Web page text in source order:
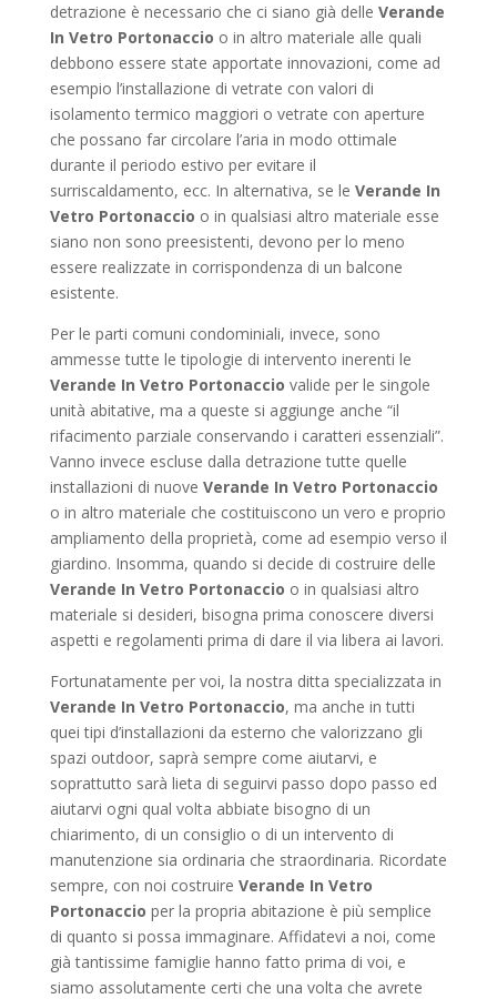
detrazione è necessario che ci siano già delle Verande
In Vetro Portonaccio o in altro materiale alle quali
debbono essere state apportate innovazioni, come ad
esempio l’installazione di vetrate con valori di
isolamento termico maggiori o vetrate con aperture
che possano far circolare l’aria in modo ottimale
durante il periodo estivo per evitare il
surriscaldamento, ecc. In alternativa, se le Verande In
Vetro Portonaccio o in qualsiasi altro materiale esse
siano non sono preesistenti, devono per lo meno
essere realizzate in corrispondenza di un balcone
esistente.
Per le parti comuni condominiali, invece, sono
ammesse tutte le tipologie di intervento inerenti le
Verande In Vetro Portonaccio valide per le singole
unità abitative, ma a queste si aggiunge anche “il
rifacimento parziale conservando i caratteri essenziali”.
Vanno invece escluse dalla detrazione tutte quelle
installazioni di nuove Verande In Vetro Portonaccio
o in altro materiale che costituiscono un vero e proprio
ampliamento della proprietà, come ad esempio verso il
giardino. Insomma, quando si decide di costruire delle
Verande In Vetro Portonaccio o in qualsiasi altro
materiale si desideri, bisogna prima conoscere diversi
aspetti e regolamenti prima di dare il via libera ai lavori.
Fortunatamente per voi, la nostra ditta specializzata in
Verande In Vetro Portonaccio, ma anche in tutti
quei tipi d’installazioni da esterno che valorizzano gli
spazi outdoor, saprà sempre come aiutarvi, e
soprattutto sarà lieta di seguirvi passo dopo passo ed
aiutarvi ogni qual volta abbiate bisogno di un
chiarimento, di un consiglio o di un intervento di
manutenzione sia ordinaria che straordinaria. Ricordate
sempre, con noi costruire Verande In Vetro
Portonaccio per la propria abitazione è più semplice
di quanto si possa immaginare. Affidatevi a noi, come
già tantissime famiglie hanno fatto prima di voi, e
siamo assolutamente certi che una volta che avrete